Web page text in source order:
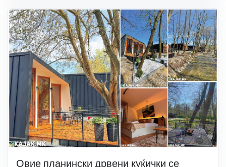
Овие планински дрвени куќички се